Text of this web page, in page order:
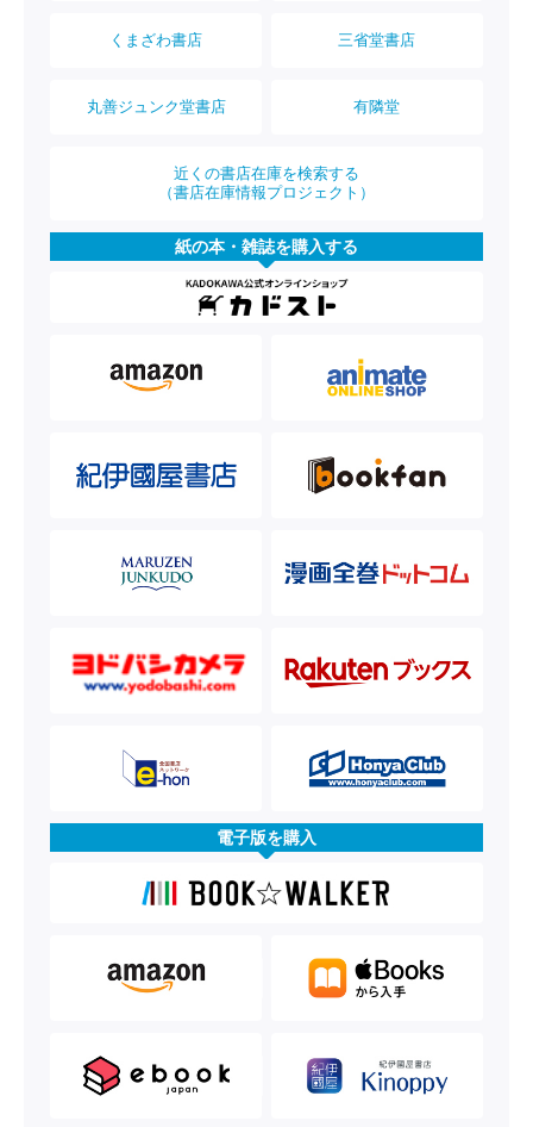
くまざわ書店 三省堂書店
丸善ジュンク堂書店 有隣堂
近くの書店在庫を検索する
（書店在庫情報プロジェクト）
紙の本・雑誌を購入する
電子版を購入